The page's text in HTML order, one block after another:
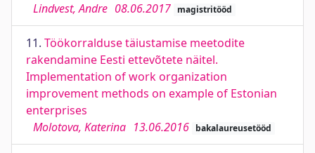
Lindvest, Andre 08.06.2017 magistritööd
11. Töökorralduse täiustamise meetodite
rakendamine Eesti ettevõtete näitel.
Implementation of work organization
improvement methods on example of Estonian
enterprises
Molotova, Katerina 13.06.2016 bakalaureusetööd